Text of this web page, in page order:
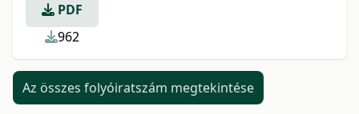
PDF
962
Az összes folyóiratszám megtekintése